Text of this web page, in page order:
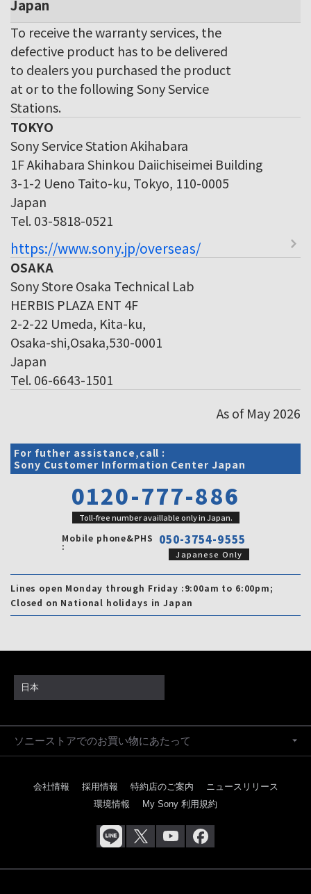
Japan
To receive the warranty services, the
defective product has to be delivered
to dealers you purchased the product
at or to the following Sony Service
Stations.
TOKYO
Sony Service Station Akihabara
1F Akihabara Shinkou Daiichiseimei Building
3-1-2 Ueno Taito-ku, Tokyo, 110-0005
Japan
Tel. 03-5818-0521
https://www.sony.jp/overseas/
OSAKA
Sony Store Osaka Technical Lab
HERBIS PLAZA ENT 4F
2-2-22 Umeda, Kita-ku,
Osaka-shi,Osaka,530-0001
Japan
Tel. 06-6643-1501
As of May 2026
For futher assistance,call :
Sony Customer Information Center Japan
0120-777-886
Toll-free number availlable only in Japan.
Mobile phone&PHS
: 050-3754-9555
Japanese Only
Lines open Monday through Friday :9:00am to 6:00pm;
Closed on National holidays in Japan
日本
ソニーストアでのお買い物にあたって
会社情報 採用情報 特約店のご案内
ニュースリリース
環境情報
My Sony 利用規約